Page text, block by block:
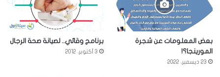
بعض المعلومات عن شجرة
المورينجا؟!
23 ديسمبر، 2022
برنامج وقائي.. لصيانة صحة الرجال
3 أكتوبر، 2012